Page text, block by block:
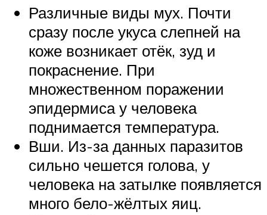
Различные виды мух. Почти
сразу после укуса слепней на
коже возникает отёк, зуд и
покраснение. При
множественном поражении
эпидермиса у человека
поднимается температура.
Вши. Из-за данных паразитов
сильно чешется голова, у
человека на затылке появляется
много бело-жёлтых яиц.